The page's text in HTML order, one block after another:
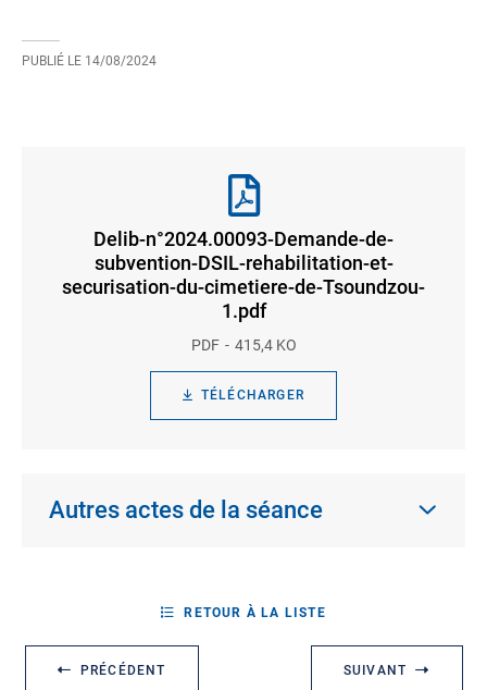
PUBLIÉ LE 14/08/2024
Delib-n°2024.00093-Demande-de-
subvention-DSIL-rehabilitation-et-
securisation-du-cimetiere-de-Tsoundzou-
1.pdf
PDF 415,4 KO
TÉLÉCHARGER
Autres actes de la séance
PRÉCÉDENT
RETOUR À LA LISTE
SUIVANT